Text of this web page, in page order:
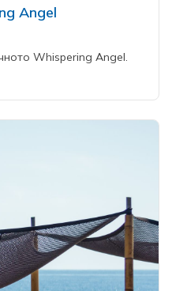
Angel
Whispering Angel.